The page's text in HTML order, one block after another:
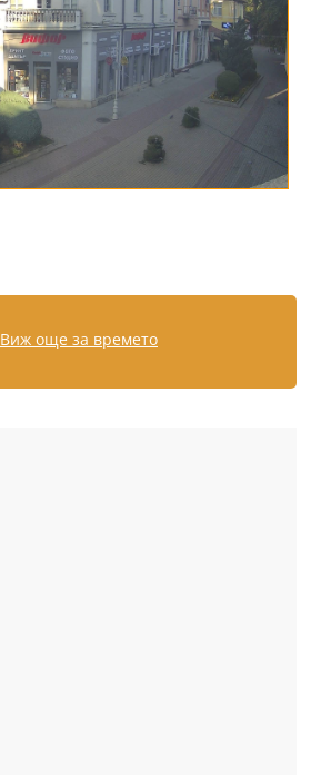
Виж още за времето